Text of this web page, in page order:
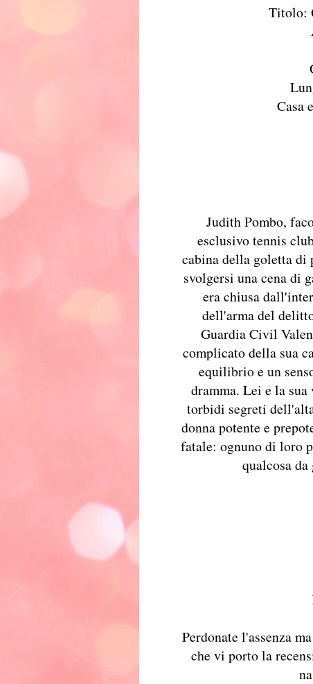
Titolo:
Casa
Judith Pombo,
esclusivo tennis
cabina della goletta di
svolgersi una cena di
era chiusa
dell'arma del
Guardia Civil
complicato della sua
equilibrio e un
dramma. Lei e la
torbidi segreti
donna potente e
fatale: ognuno di loro
qualcosa
Perdonate l'assenza
che vi porto la